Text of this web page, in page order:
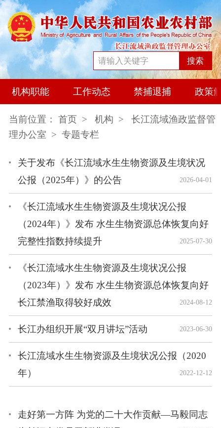
搜索
机构职能 工作动态 禁捕退捕 政策
当前位置： 首页 > 机构 >
长江流域渔政监督管
理办公室 > 专题专栏
关于发布《长江流域水生生物资源及生境状况
公报（2025年）》的公告
2026-04-01
《长江流域水生生物资源及生境状况公报
（2024年）》发布 水生生物资源总体恢复向好
完整性指数持续提升
2025-07-30
《长江流域水生生物资源及生境状况公报
（2023年）》发布 水生生物资源总体恢复向好
长江禁渔取得较好成效
2024-08-12
长江办组织开展“双月讲坛”活动 2023-06-30
长江流域水生生物资源及生境状况公报（2020
年）
2022-12-12
走好第一方阵 为党的二十大作贡献—马毅同志